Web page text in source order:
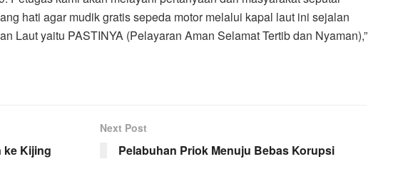
hati agar mudik gratis sepeda motor melalui kapal laut ini sejalan
Laut yaitu PASTINYA (Pelayaran Aman Selamat Tertib dan Nyaman),”
ke Kijing
Next Post
Pelabuhan Priok Menuju Bebas Korupsi